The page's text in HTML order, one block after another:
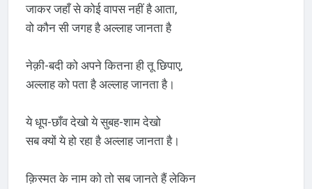
जाकर जहाँ से कोई वापस नहीं है आता,
वो कौन सी जगह है अल्लाह जानता है
नेक़ी-बदी को अपने कितना ही तू छिपाए,
अल्लाह को पता है अल्लाह जानता है।
ये धूप-छाँव देखो ये सुबह-शाम देखो
सब क्यों ये हो रहा है अल्लाह जानता है।
क़िस्मत के नाम को तो सब जानते हैं लेकिन